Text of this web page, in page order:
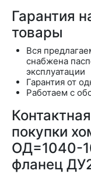
Гарантия
товары
Вся
снабжена
эксплуатации
Гарантия от
Работаем с
покупки
ОД=1040-
фланец